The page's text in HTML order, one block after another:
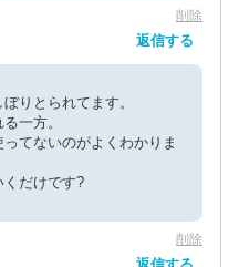
削除
返信する
りとられてます。
一方。
てないのがよくわかりま
くだけです?
削除